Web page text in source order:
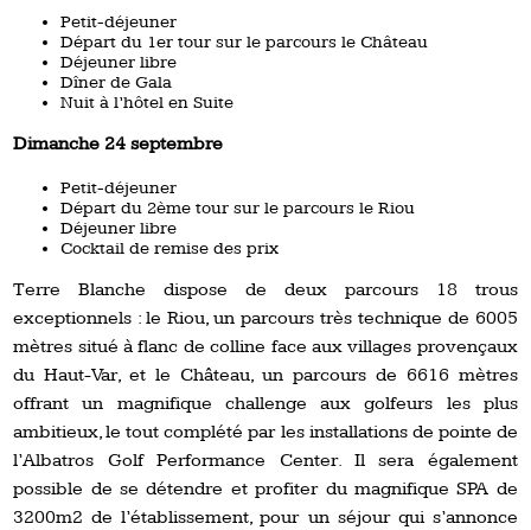
Petit-déjeuner
Départ du 1er tour sur le parcours le Château
Déjeuner libre
Dîner de Gala
Nuit à l’hôtel en Suite
Dimanche 24 septembre
Petit-déjeuner
Départ du 2ème tour sur le parcours le Riou
Déjeuner libre
Cocktail de remise des prix
Terre Blanche dispose de deux parcours 18 trous
exceptionnels : le Riou, un parcours très technique de 6005
mètres situé à flanc de colline face aux villages provençaux
du Haut-Var, et le Château, un parcours de 6616 mètres
offrant un magnifique challenge aux golfeurs les plus
ambitieux, le tout complété par les installations de pointe de
l’Albatros Golf Performance Center. Il sera également
possible de se détendre et profiter du magnifique SPA de
3200m2 de l’établissement, pour un séjour qui s’annonce